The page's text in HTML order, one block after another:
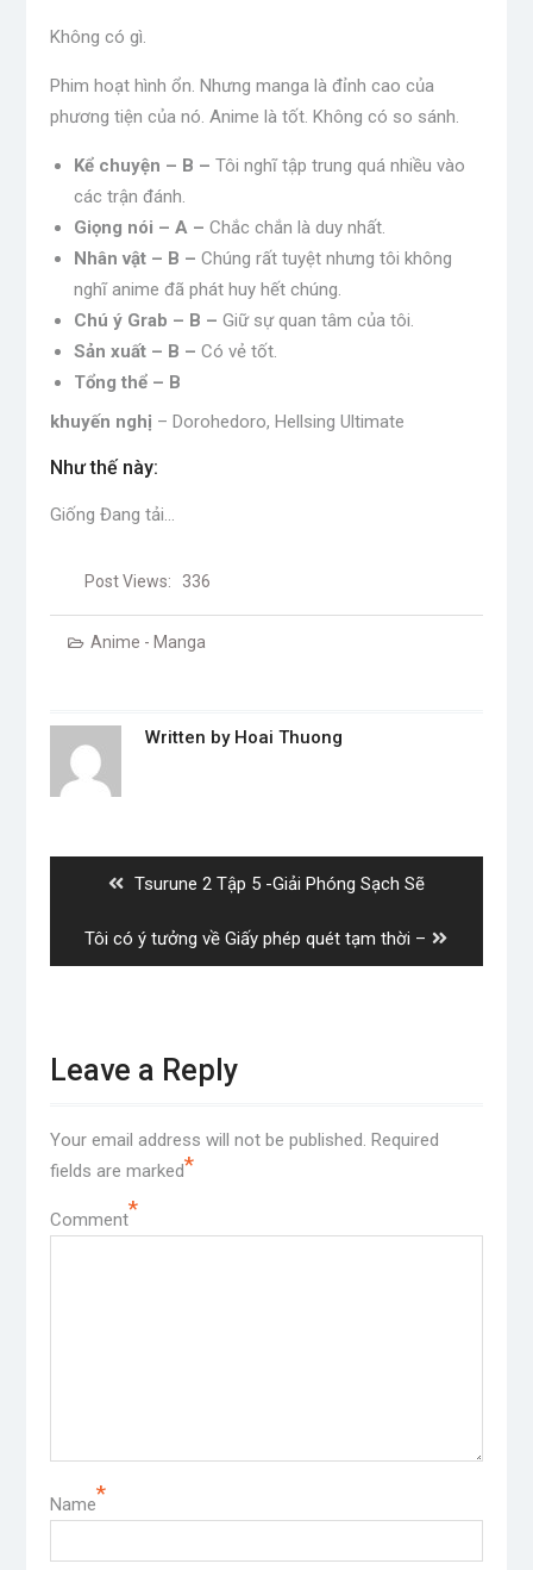
Không có gì.
Phim hoạt hình ổn. Nhưng manga là đỉnh cao của
phương tiện của nó. Anime là tốt. Không có so sánh.
Kể chuyện – B – Tôi nghĩ tập trung quá nhiều vào
các trận đánh.
Giọng nói – A – Chắc chắn là duy nhất.
Nhân vật – B – Chúng rất tuyệt nhưng tôi không
nghĩ anime đã phát huy hết chúng.
Chú ý Grab – B – Giữ sự quan tâm của tôi.
Sản xuất – B – Có vẻ tốt.
Tổng thể – B
khuyến nghị – Dorohedoro, Hellsing Ultimate
Như thế này:
Giống Đang tải…
Post Views: 336
Anime - Manga
Written by Hoai Thuong
Previous
Tsurune 2 Tập 5 -Giải Phóng Sạch Sẽ
Next
post:
Tôi có ý tưởng về Giấy phép quét tạm thời –
Leave a Reply
Your email address will not be published. Required
fields are marked*
Comment*
Name*